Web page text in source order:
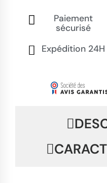
Paiement
sécurisé
Expédition 24H